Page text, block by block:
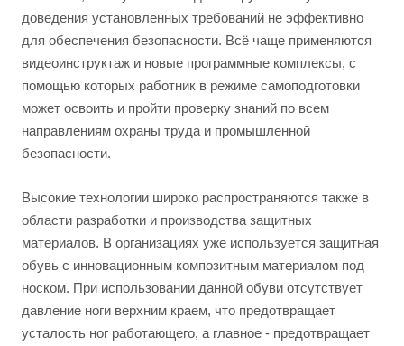
доведения установленных требований не эффективно
для обеспечения безопасности. Всё чаще применяются
видеоинструктаж и новые программные комплексы, с
помощью которых работник в режиме самоподготовки
может освоить и пройти проверку знаний по всем
направлениям охраны труда и промышленной
безопасности.
Высокие технологии широко распространяются также в
области разработки и производства защитных
материалов. В организациях уже используется защитная
обувь с инновационным композитным материалом под
носком. При использовании данной обуви отсутствует
давление ноги верхним краем, что предотвращает
усталость ног работающего, а главное - предотвращает